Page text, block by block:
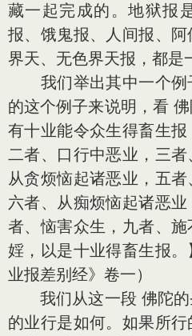
藏一起完成的。地狱报
报、饿鬼报、人间报、
界天、无色界天报，都是
我们举出其中一个例
的这个例子来说明，看
有十业能令众生得畜生报
二者、口行中恶业，三者
从贪烦恼起诸恶业，五者
六者、从痴烦恼起诸恶
者、恼害众生，九者、
婬，以是十业得畜生报
业报差别经》卷一）
我们从这一段 佛陀的
的业行是如何。如果所